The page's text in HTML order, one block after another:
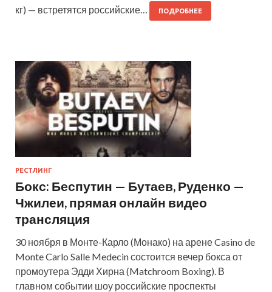
кг) — встретятся российские…
ПОДРОБНЕЕ
РЕСТЛИНГ
Бокс: Беспутин — Бутаев, Руденко —
Чжилеи, прямая онлайн видео
трансляция
30 ноября в Монте-Карло (Монако) на арене Casino de
Monte Carlo Salle Medecin состоится вечер бокса от
промоутера Эдди Хирна (Matchroom Boxing). В
главном событии шоу российские проспекты